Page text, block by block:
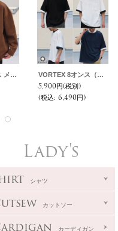
セーターフリース メランジ 3XL カーディガン【MADE IN JAPAN】『日本製』 / Upscape Audience VORTEX 8オンス（MVS天竺）モックネック リンガー ハーフスリーブ Tシャツ【MADE IN JAPAN】『日本製』/ Upscape Audience
5,900円(税別)
(税込: 6,490円)
Lady's
シャツ
カットソー
カーディガン